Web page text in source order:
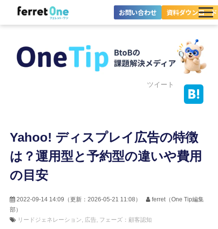
お問い合わせ 資料ダウンロード
ツール・機能一覧
料金プラン
セミナー
ツイート
Yahoo! ディスプレイ広告の特徴
は？運用型と予約型の違いや費用
の目安
2022-09-14 14:09 （更新： 2026-05-21 11:08 ）
ferret（One Tip編集
部）
リードジェネレーション 広告 フェーズ：顧客認知